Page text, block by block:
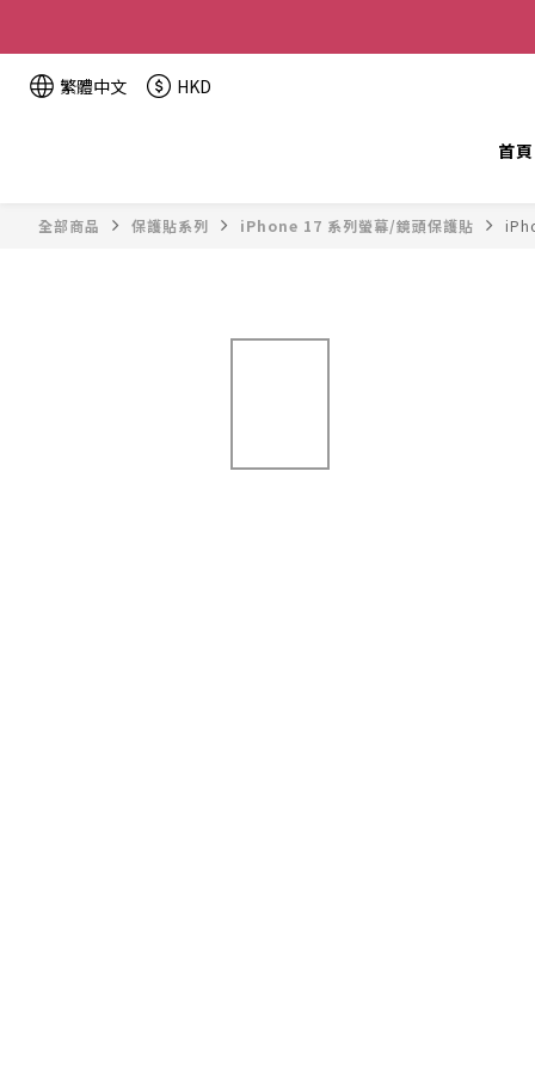
繁體中文 HKD
首頁
全部商品 保護貼系列 iPhone 17 系列螢幕/鏡頭保護貼